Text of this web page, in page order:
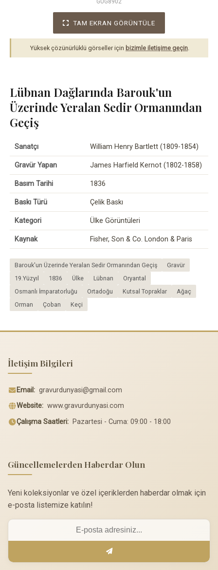
GUG8902
TAM EKRAN GÖRÜNTÜLE
Yüksek çözünürlüklü görseller için bizimle iletişime geçin
Lübnan Dağlarında Barouk'un
Üzerinde Yeralan Sedir Ormanından
Geçiş
Sanatçı William Henry Bartlett (1809-1854)
Gravür Yapan James Harfield Kernot (1802-1858)
Basım Tarihi 1836
Baskı Türü Çelik Baskı
Kategori Ülke Görüntüleri
Kaynak Fisher, Son & Co. London & Paris
Barouk'un Üzerinde Yeralan Sedir Ormanından Geçiş
Gravür
19.Yüzyıl
1836 Ülke Lübnan
Oryantal
Osmanlı İmparatorluğu
Ortadoğu Kutsal Topraklar
Ağaç
Orman
Çoban Keçi
İletişim Bilgileri
Email: gravurdunyasi@gmail.com
Website: www.gravurdunyasi.com
Çalışma Saatleri: Pazartesi - Cuma: 09:00 - 18:00
Güncellemelerden Haberdar Olun
Yeni koleksiyonlar ve özel içeriklerden haberdar olmak için
e-posta listemize katılın!